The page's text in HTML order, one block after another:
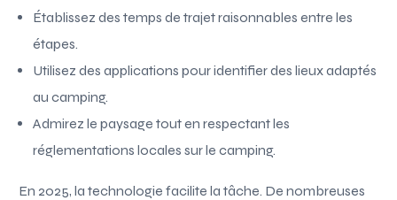
Établissez des temps de trajet raisonnables entre les
étapes.
Utilisez des applications pour identifier des lieux adaptés
au camping.
Admirez le paysage tout en respectant les
réglementations locales sur le camping.
En 2025, la technologie facilite la tâche. De nombreuses